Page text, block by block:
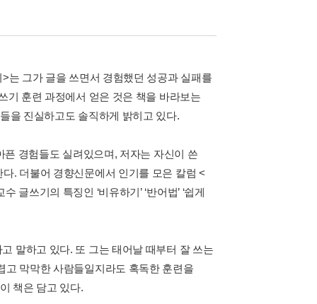
는 그가 글을 쓰면서 경험했던 성공과 실패를
기 훈련 과정에서 얻은 것은 책을 바라보는
을 진실하고도 솔직하게 밝히고 있다.
경험들도 실려있으며, 저자는 자신이 쓴
. 더불어 경향신문에서 인기를 모은 칼럼 <
쓰기의 특징인 ‘비유하기’ ‘반어법’ ‘쉽게
말하고 있다. 또 그는 태어날 때부터 잘 쓰는
고 막막한 사람들일지라도 혹독한 훈련을
책은 담고 있다.